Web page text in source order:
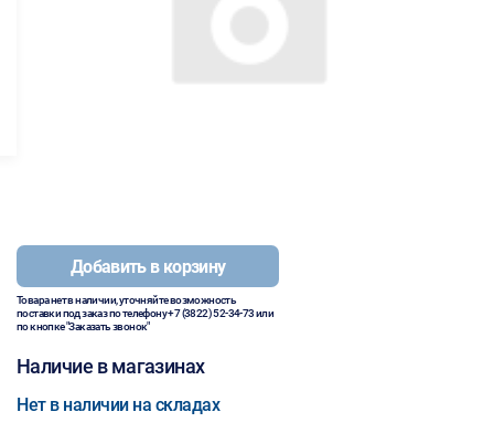
Добавить в корзину
Товара нет в наличии, уточняйте возможность
поставки под заказ по телефону+7 (3822) 52-34-73или
по кнопке "Заказать звонок"
Наличие в магазинах
Нет в наличии на складах